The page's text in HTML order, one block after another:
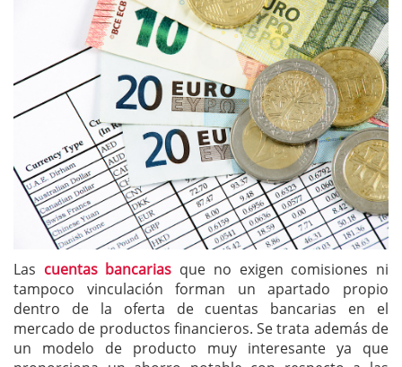
Las cuentas bancarias que no exigen comisiones ni
tampoco vinculación forman un apartado propio
dentro de la oferta de cuentas bancarias en el
mercado de productos financieros. Se trata además de
un modelo de producto muy interesante ya que